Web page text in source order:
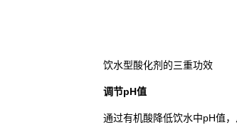
饮水型酸化剂的三重功效
调节pH值
通过有机酸降低饮水中pH值